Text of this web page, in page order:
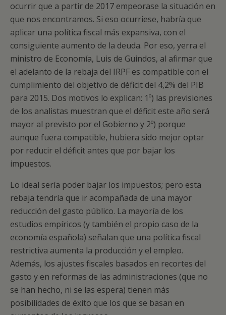
ocurrir que a partir de 2017 empeorase la situación en
que nos encontramos. Si eso ocurriese, habría que
aplicar una política fiscal más expansiva, con el
consiguiente aumento de la deuda. Por eso, yerra el
ministro de Economía, Luis de Guindos, al afirmar que
el adelanto de la rebaja del IRPF es compatible con el
cumplimiento del objetivo de déficit del 4,2% del PIB
para 2015. Dos motivos lo explican: 1º) las previsiones
de los analistas muestran que el déficit este año será
mayor al previsto por el Gobierno y 2º) porque
aunque fuera compatible, hubiera sido mejor optar
por reducir el déficit antes que por bajar los
impuestos.
Lo ideal sería poder bajar los impuestos; pero esta
rebaja tendría que ir acompañada de una mayor
reducción del gasto público. La mayoría de los
estudios empíricos (y también el propio caso de la
economía española) señalan que una política fiscal
restrictiva aumenta la producción y el empleo.
Además, los ajustes fiscales basados en recortes del
gasto y en reformas de las administraciones (que no
se han hecho, ni se las espera) tienen más
posibilidades de éxito que los que se basan en